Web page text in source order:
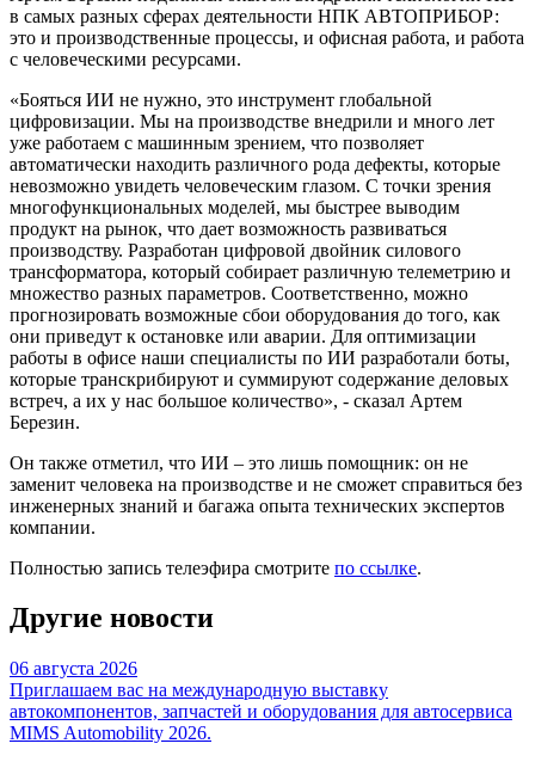
в самых разных сферах деятельности НПК АВТОПРИБОР:
это и производственные процессы, и офисная работа, и работа
с человеческими ресурсами.
«Бояться ИИ не нужно, это инструмент глобальной
цифровизации. Мы на производстве внедрили и много лет
уже работаем с машинным зрением, что позволяет
автоматически находить различного рода дефекты, которые
невозможно увидеть человеческим глазом. С точки зрения
многофункциональных моделей, мы быстрее выводим
продукт на рынок, что дает возможность развиваться
производству. Разработан цифровой двойник силового
трансформатора, который собирает различную телеметрию и
множество разных параметров. Соответственно, можно
прогнозировать возможные сбои оборудования до того, как
они приведут к остановке или аварии. Для оптимизации
работы в офисе наши специалисты по ИИ разработали боты,
которые транскрибируют и суммируют содержание деловых
встреч, а их у нас большое количество», - сказал Артем
Березин.
Он также отметил, что ИИ – это лишь помощник: он не
заменит человека на производстве и не сможет справиться без
инженерных знаний и багажа опыта технических экспертов
компании.
Полностью запись телеэфира смотрите по ссылке.
Другие новости
06 августа 2026
Приглашаем вас на международную выставку
автокомпонентов, запчастей и оборудования для автосервиса
MIMS Automobility 2026.